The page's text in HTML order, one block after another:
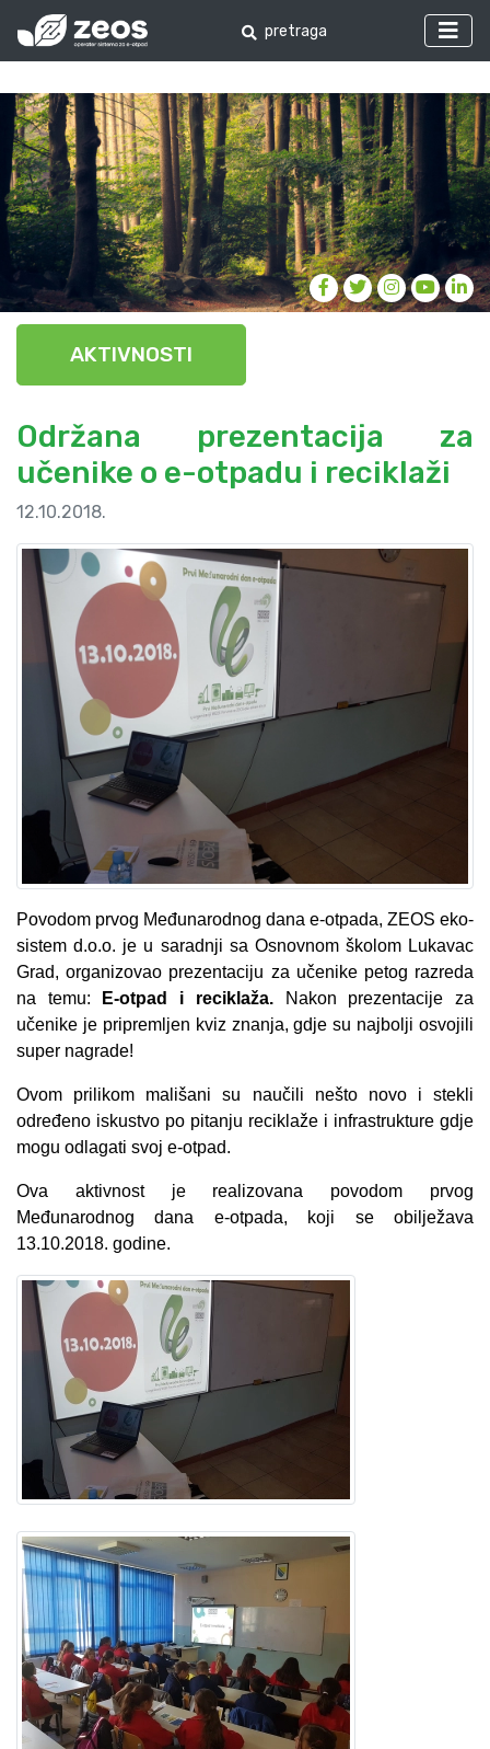
AKTIVNOSTI
Održana prezentacija za
učenike o e-otpadu i reciklaži
12.10.2018.
Povodom prvog Međunarodnog dana e-otpada, ZEOS eko-
sistem d.o.o. je u saradnji sa Osnovnom školom Lukavac
Grad, organizovao prezentaciju za učenike petog razreda
na temu:
E-otpad i reciklaža.
Nakon prezentacije za
učenike je pripremljen kviz znanja, gdje su najbolji osvojili
super nagrade!
Ovom prilikom mališani su naučili nešto novo i stekli
određeno iskustvo po pitanju reciklaže i infrastrukture gdje
mogu odlagati svoj e-otpad.
Ova aktivnost je realizovana povodom prvog
Međunarodnog dana e-otpada, koji se obilježava
13.10.2018. godine.